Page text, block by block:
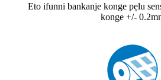
Eto ifunni bankanje konge pẹlu
konge +/-